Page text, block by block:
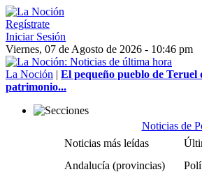
Regístrate
Iniciar Sesión
Viernes, 07 de Agosto de 2026 - 10:46 pm
La Noción | El pequeño pueblo de Teruel
patrimonio...
Noticias de
Noticias más leídas
Andalucía (provincias)